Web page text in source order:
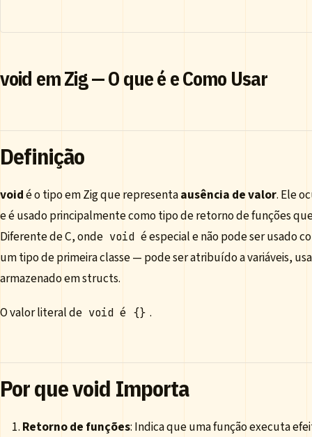
void em Zig — O que é e Como Usar
Definição
voidé o tipo em Zig que representaausência de valor. Ele
e é usado principalmente como tipo de retorno de funções
Diferente de C, onde void é especial e não pode ser usado
um tipo de primeira classe — pode ser atribuído a variáveis,
armazenado em structs.
O valor literal de void é {} .
Por que void Importa
Retorno de funções: Indica que uma função executa